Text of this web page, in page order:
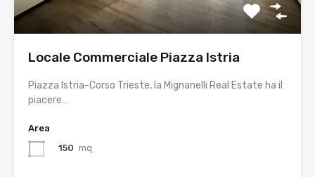
Locale Commerciale Piazza Istria
Piazza Istria-Corso Trieste, la Mignanelli Real Estate ha il
piacere…
Area
150 mq